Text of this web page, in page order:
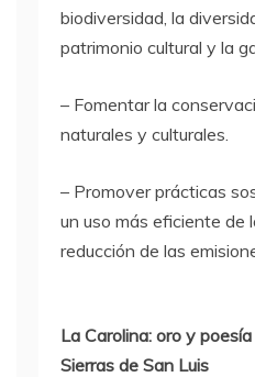
biodiversidad, la
patrimonio cultural y la
– Fomentar la
naturales y culturales.
– Promover prácticas
un uso más eficiente de
reducción de las
La Carolina: oro y
Sierras de San Luis